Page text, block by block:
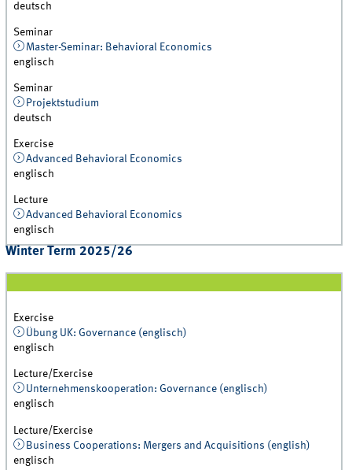
deutsch
Seminar
Master-Seminar: Behavioral Economics
englisch
Seminar
Projektstudium
deutsch
Exercise
Advanced Behavioral Economics
englisch
Lecture
Advanced Behavioral Economics
englisch
Winter Term 2025/26
Exercise
Übung UK: Governance (englisch)
englisch
Lecture/Exercise
Unternehmenskooperation: Governance (englisch)
englisch
Lecture/Exercise
Business Cooperations: Mergers and Acquisitions (english)
englisch